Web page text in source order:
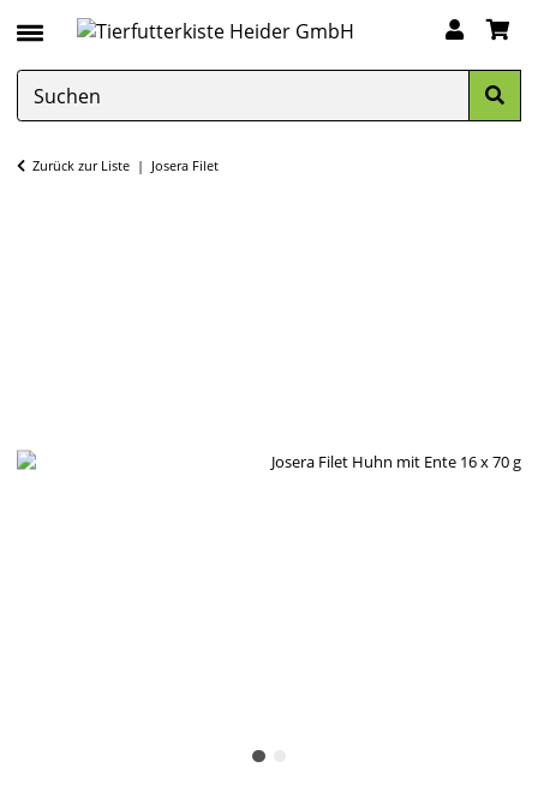
Zurück zur Liste Josera Filet